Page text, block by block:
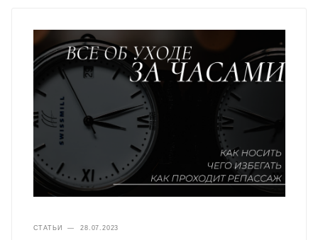
СТАТЬИ — 28.07.2023